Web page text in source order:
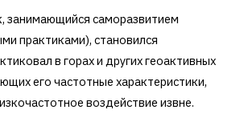
занимающийся саморазвитием
практиками), становился
в горах и других геоактивных
его частотные характеристики,
воздействие извне.